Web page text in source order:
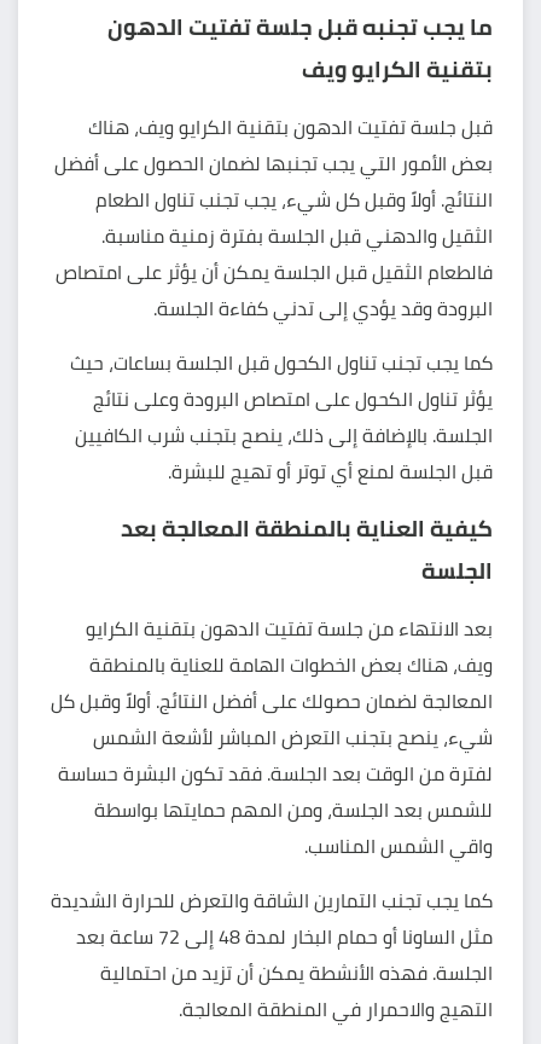
ما يجب تجنبه قبل جلسة تفتيت الدهون
بتقنية الكرايو ويف
قبل جلسة تفتيت الدهون بتقنية الكرايو ويف، هناك
بعض الأمور التي يجب تجنبها لضمان الحصول على أفضل
النتائج. أولاً وقبل كل شيء، يجب تجنب تناول الطعام
الثقيل والدهني قبل الجلسة بفترة زمنية مناسبة.
فالطعام الثقيل قبل الجلسة يمكن أن يؤثر على امتصاص
البرودة وقد يؤدي إلى تدني كفاءة الجلسة.
كما يجب تجنب تناول الكحول قبل الجلسة بساعات، حيث
يؤثر تناول الكحول على امتصاص البرودة وعلى نتائج
الجلسة. بالإضافة إلى ذلك، ينصح بتجنب شرب الكافيين
قبل الجلسة لمنع أي توتر أو تهيج للبشرة.
كيفية العناية بالمنطقة المعالجة بعد
الجلسة
بعد الانتهاء من جلسة تفتيت الدهون بتقنية الكرايو
ويف، هناك بعض الخطوات الهامة للعناية بالمنطقة
المعالجة لضمان حصولك على أفضل النتائج. أولاً وقبل كل
شيء، ينصح بتجنب التعرض المباشر لأشعة الشمس
لفترة من الوقت بعد الجلسة. فقد تكون البشرة حساسة
للشمس بعد الجلسة، ومن المهم حمايتها بواسطة
واقي الشمس المناسب.
كما يجب تجنب التمارين الشاقة والتعرض للحرارة الشديدة
مثل الساونا أو حمام البخار لمدة 48 إلى 72 ساعة بعد
الجلسة. فهذه الأنشطة يمكن أن تزيد من احتمالية
التهيج والاحمرار في المنطقة المعالجة.